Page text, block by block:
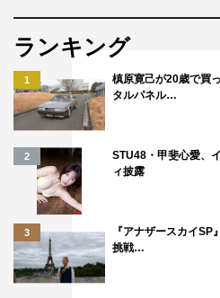
ランキング
1
槙原寛己が20歳で買
タルパネル…
2
STU48・甲斐心愛、
ィ披露
3
『アナザースカイ
挑戦…